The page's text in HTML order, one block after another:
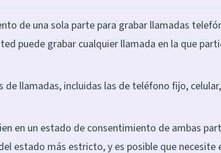
de una sola parte para grabar llamadas
puede grabar cualquier llamada en la que
de llamadas, incluidas las de teléfono fijo,
en un estado de consentimiento de ambas
estado más estricto, y es posible que